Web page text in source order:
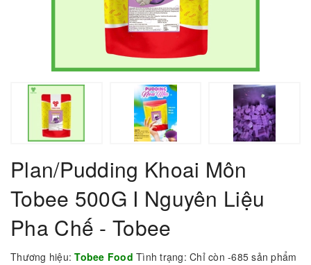
Plan/Pudding Khoai Môn
Tobee 500G I Nguyên Liệu
Pha Chế - Tobee
Thương hiệu: Tobee Food Tình trạng: Chỉ còn -685 sản phẩm